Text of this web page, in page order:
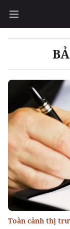
Toàn cảnh thị